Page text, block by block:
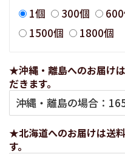
1個
300個
1500個
1800個
★沖縄・離島へのお届け
だきます。
★北海道へのお届けは送
す。